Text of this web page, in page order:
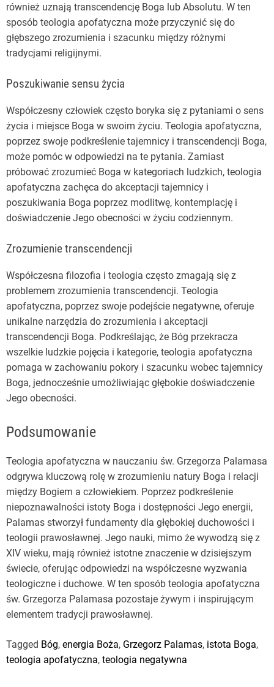
również uznają transcendencję Boga lub Absolutu. W ten
sposób teologia apofatyczna może przyczynić się do
głębszego zrozumienia i szacunku między różnymi
tradycjami religijnymi.
Poszukiwanie sensu życia
Współczesny człowiek często boryka się z pytaniami o sens
życia i miejsce Boga w swoim życiu. Teologia apofatyczna,
poprzez swoje podkreślenie tajemnicy i transcendencji Boga,
może pomóc w odpowiedzi na te pytania. Zamiast
próbować zrozumieć Boga w kategoriach ludzkich, teologia
apofatyczna zachęca do akceptacji tajemnicy i
poszukiwania Boga poprzez modlitwę, kontemplację i
doświadczenie Jego obecności w życiu codziennym.
Zrozumienie transcendencji
Współczesna filozofia i teologia często zmagają się z
problemem zrozumienia transcendencji. Teologia
apofatyczna, poprzez swoje podejście negatywne, oferuje
unikalne narzędzia do zrozumienia i akceptacji
transcendencji Boga. Podkreślając, że Bóg przekracza
wszelkie ludzkie pojęcia i kategorie, teologia apofatyczna
pomaga w zachowaniu pokory i szacunku wobec tajemnicy
Boga, jednocześnie umożliwiając głębokie doświadczenie
Jego obecności.
Podsumowanie
Teologia apofatyczna w nauczaniu św. Grzegorza Palamasa
odgrywa kluczową rolę w zrozumieniu natury Boga i relacji
między Bogiem a człowiekiem. Poprzez podkreślenie
niepoznawalności istoty Boga i dostępności Jego energii,
Palamas stworzył fundamenty dla głębokiej duchowości i
teologii prawosławnej. Jego nauki, mimo że wywodzą się z
XIV wieku, mają również istotne znaczenie w dzisiejszym
świecie, oferując odpowiedzi na współczesne wyzwania
teologiczne i duchowe. W ten sposób teologia apofatyczna
św. Grzegorza Palamasa pozostaje żywym i inspirującym
elementem tradycji prawosławnej.
Tagged Bóg, energia Boża, Grzegorz Palamas, istota Boga,
teologia apofatyczna, teologia negatywna